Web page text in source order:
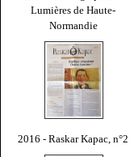
Lumières de Haute-
Normandie
2016 - Raskar Kapac, n°2